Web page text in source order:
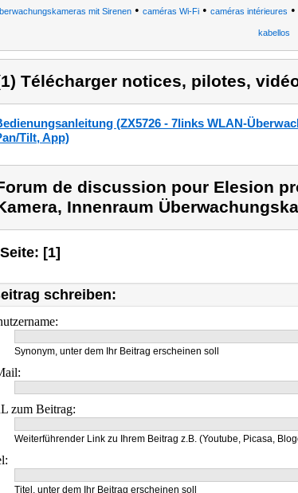
mit Sirenen • caméras Wi-Fi • caméras intérieures •
kabellos
Télécharger notices, pilotes,
(ZX5726 - 7links WLAN-
Tilt, App)
de discussion pour Elesion
Innenraum
Seite: [1]
schreiben:
Synonym, unter dem Ihr Beitrag erscheinen soll
zum Beitrag:
Weiterführender Link zu Ihrem Beitrag z.B. (Youtube, Picasa,
Titel, unter dem Ihr Beitrag erscheinen soll